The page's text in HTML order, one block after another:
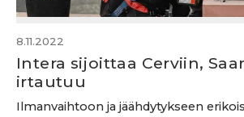
8.11.2022
Intera sijoittaa Cerviin,
irtautuu
Ilmanvaihtoon ja jäähdytykseen